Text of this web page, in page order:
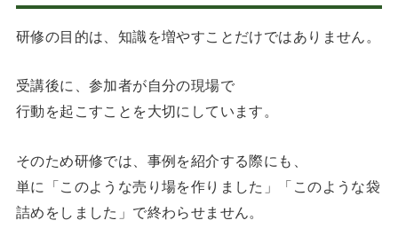
研修の目的は、知識を増やすことだけではありません。
受講後に、参加者が自分の現場で
行動を起こすことを大切にしています。
そのため研修では、事例を紹介する際にも、
単に「このような売り場を作りました」「このような袋
詰めをしました」で終わらせません。